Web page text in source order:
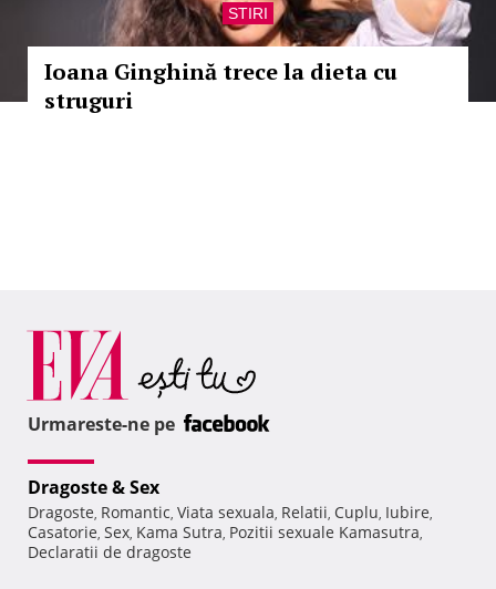
STIRI
Ioana Ginghină trece la dieta cu
struguri
Urmareste-ne pe
Dragoste & Sex
Dragoste, Romantic, Viata sexuala, Relatii, Cuplu, Iubire,
Casatorie, Sex, Kama Sutra, Pozitii sexuale Kamasutra,
Declaratii de dragoste